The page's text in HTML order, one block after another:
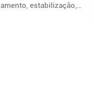
estabilização,
e redução de custos.